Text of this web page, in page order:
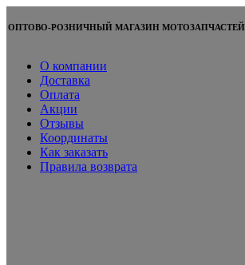
ОПТОВО-РОЗНИЧНЫЙ МАГАЗИН МОТОЗАПЧАСТЕЙ
О компании
Доставка
Оплата
Акции
Отзывы
Координаты
Как заказать
Правила возврата